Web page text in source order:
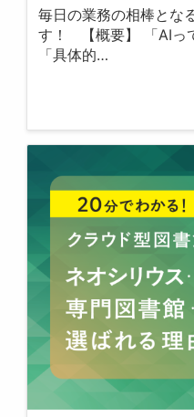
毎日の業務の相棒とな
す！ 【概要】 「AIっ
「具体的…